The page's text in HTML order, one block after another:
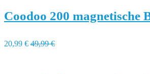
Coodoo 200 magnetische
20,99 € 49,99 €